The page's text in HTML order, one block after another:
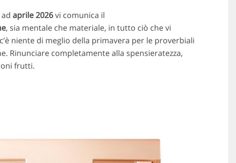
aprile 2026vi comunica il
, sia mentale che materiale, in tutto ciò che vi
niente di meglio della primavera per le proverbiali
Rinunciare completamente alla spensieratezza,
frutti.